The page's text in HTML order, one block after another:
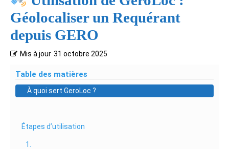
Géolocaliser un Requérant
depuis GERO
Mis à jour 31 octobre 2025
Table des matières
À quoi sert GeroLoc ?
Étapes d’utilisation
1.